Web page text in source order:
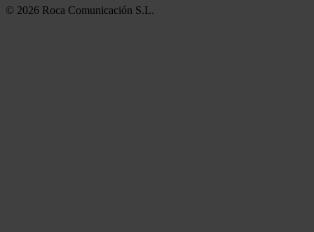
© 2026 Roca Comunicación S.L.